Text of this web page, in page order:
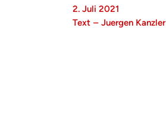
2. Juli 2021
Text – Juergen Kanzler